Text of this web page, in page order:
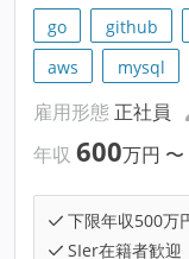
go github
aws
mysql
雇用形態 正社員
年収 600万円 〜
下限年収500万
SIer在籍者歓迎